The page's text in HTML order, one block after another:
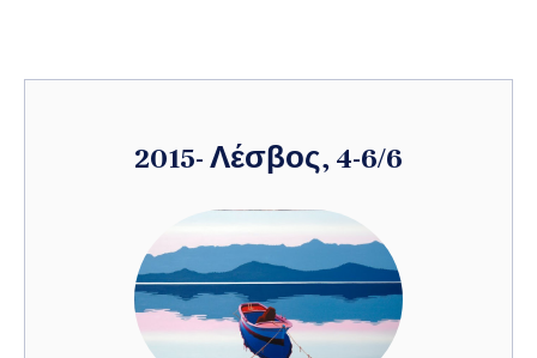
2015- Λέσβος, 4-6/6